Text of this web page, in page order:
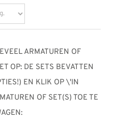
ARMATUREN OF
OP: DE SETS BEVATTEN
EN KLIK OP \'IN
OF SET(S) TOE TE